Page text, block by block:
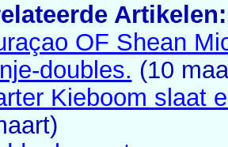
Artikelen:
OF Shean
doubles. (10
Kieboom slaat